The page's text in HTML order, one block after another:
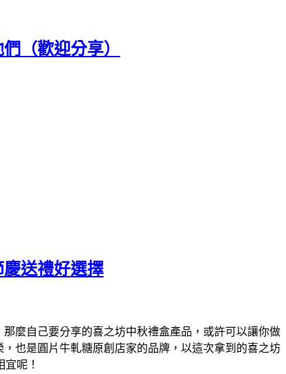
（歡迎分享）
慶送禮好選擇
麼自己要分享的喜之坊中秋禮盒產品，或許可以讓你做
也是圓片牛軋糖原創店家的品牌，以這次拿到的喜之坊
呢！